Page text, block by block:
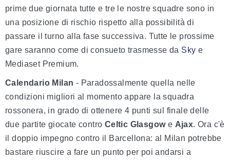
prime due giornata tutte e tre le nostre squadre sono in
una posizione di rischio rispetto alla possibilità di
passare il turno alla fase successiva. Tutte le prossime
gare saranno come di consueto trasmesse da Sky e
Mediaset Premium.
Calendario Milan - Paradossalmente quella nelle
condizioni migliori al momento appare la squadra
rossonera, in grado di ottenere 4 punti sul finale delle
due partite giocate contro Celtic Glasgowe Ajax. Ora c'è
il doppio impegno contro il Barcellona: al Milan potrebbe
bastare riuscire a fare un punto per poi andarsi a